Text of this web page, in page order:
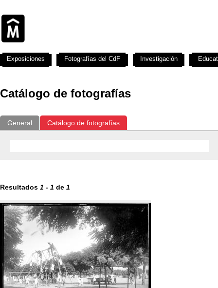
Catálogo de fotografías
General Catálogo de fotografías
Resultados 1 - 1 de 1
Exposiciones Fotografías del CdF Investigación